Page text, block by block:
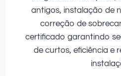
antigos, instalação de
correção de
certificado garantindo
de curtos, eficiência e